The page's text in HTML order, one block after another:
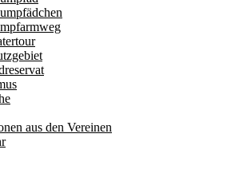
aus den Vereinen